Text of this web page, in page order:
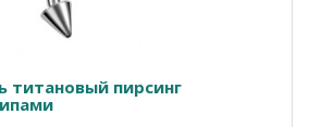
титановый пирсинг